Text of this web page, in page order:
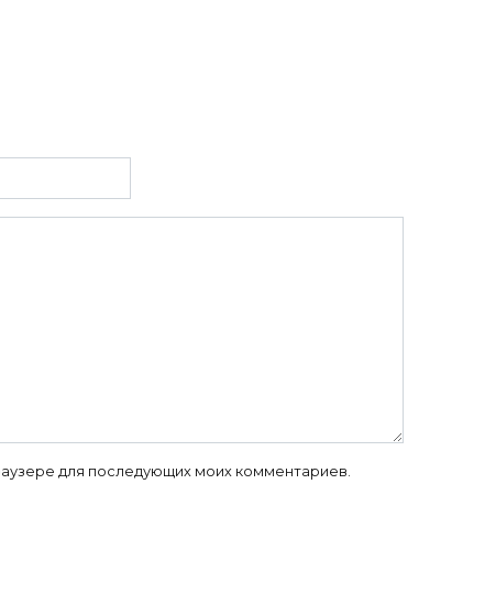
для последующих моих комментариев.